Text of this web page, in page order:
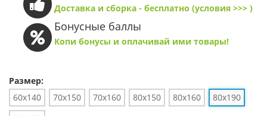
Доставка и сборка - бесплатно (условия >>> )
Бонусные баллы
Копи бонусы и оплачивай ими товары!
Размер:
60x140
70x150 70x160 80x150 80x160
80x190